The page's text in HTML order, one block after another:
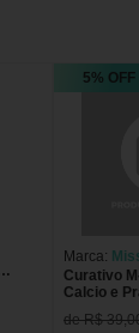
5% OFF
Marca:
Curativo
Calcio e
unidade
de R$